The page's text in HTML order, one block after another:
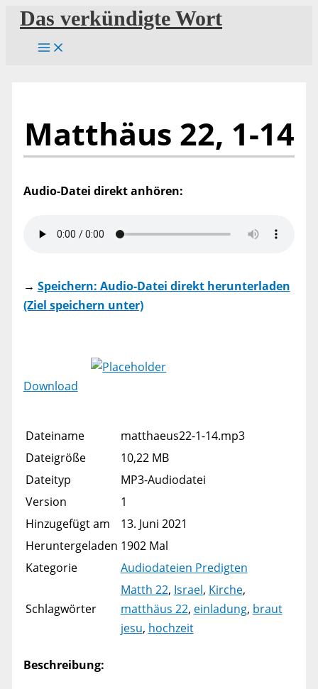
Zum
Inhalt
springen
Das verkündigte Wort
Matthäus 22, 1-14
Audio-Datei direkt anhören:
→ Speichern: Audio-Datei direkt herunterladen
(Ziel speichern unter)
Download
Dateiname
matthaeus22-1-14.mp3
Dateigröße
10,22 MB
Dateityp
MP3-Audiodatei
Version
1
Hinzugefügt am
13. Juni 2021
Heruntergeladen 1902 Mal
Kategorie
Audiodateien Predigten
Schlagwörter
Matth 22, Israel, Kirche,
matthäus 22, einladung, braut
jesu, hochzeit
Beschreibung: